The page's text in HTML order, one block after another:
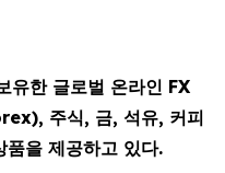
유한 글로벌 온라인 FX
주식, 금, 석유, 커피
품을 제공하고 있다.